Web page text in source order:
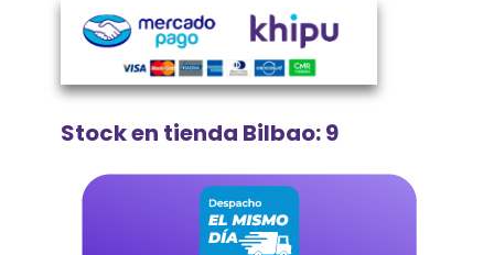
Stock en tienda Bilbao: 9